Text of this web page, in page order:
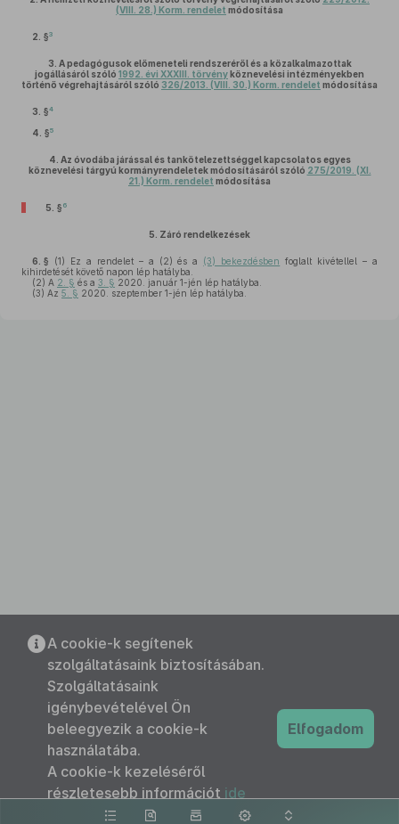
(VIII. 28.) Korm. rendelet módosítása
2. §3
3. A pedagógusok előmeneteli rendszeréről és a közalkalmazottak
jogállásáról szóló 1992. évi XXXIII. törvényköznevelési intézményekben
történő végrehajtásáról szóló 326/2013. (VIII. 30.) Korm. rendelet módosítása
3. §4
4. §5
4. Az óvodába járással és tankötelezettséggel kapcsolatos egyes
köznevelési tárgyú kormányrendeletek módosításáról szóló 275/2019. (XI.
21.) Korm. rendelet módosítása
5. § 6
5. Záró rendelkezések
6. § (1) Ez a rendelet – a (2) és a (3) bekezdésben foglalt kivétellel – a
kihirdetését követő napon lép hatályba.
(2) A 2. § és a 3. § 2020. január 1-jén lép hatályba.
(3) Az 5. § 2020. szeptember 1-jén lép hatályba.
A cookie-k segítenek
szolgáltatásaink biztosításában.
Szolgáltatásaink
igénybevételével Ön
beleegyezik a cookie-k
használatába.
A cookie-k kezeléséről
részletesebb információt ide
kattintva olvashat.
Elfogadom